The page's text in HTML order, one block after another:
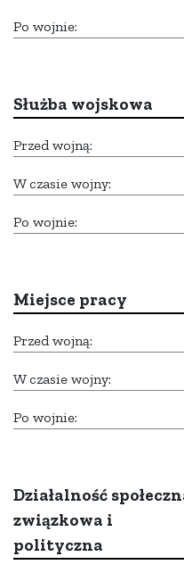
Po wojnie:
Służba wojskowa
Przed wojną:
W czasie wojny:
Po wojnie:
Miejsce pracy
Przed wojną:
W czasie wojny:
Po wojnie:
Działalność
związkowa i
polityczna